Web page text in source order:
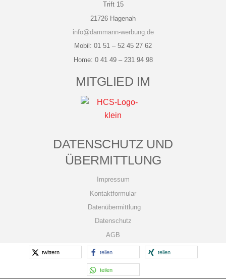
Trift 15
21726 Hagenah
info@dammann-werbung.de
Mobil: 01 51 – 52 45 27 62
Home: 0 41 49 – 231 94 98
MITGLIED IM
DATENSCHUTZ UND
ÜBERMITTLUNG
Impressum
Kontaktformular
Datenübermittlung
Datenschutz
AGB
twittern teilen teilen
teilen